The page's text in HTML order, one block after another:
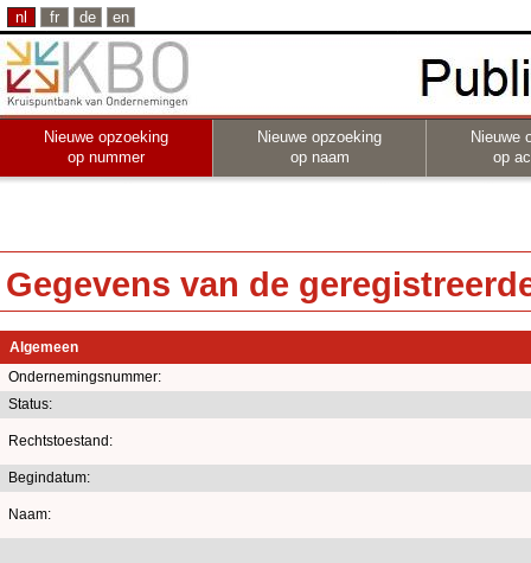
nl fr de en
Nieuwe opzoeking
op nummer
Nieuwe opzoeking
op naam
Nieuwe
op
Gegevens van de
Algemeen
Ondernemingsnummer:
Status:
Rechtstoestand:
Begindatum:
Naam: